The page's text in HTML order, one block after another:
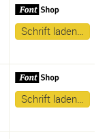
Schrift laden…
Schrift laden…